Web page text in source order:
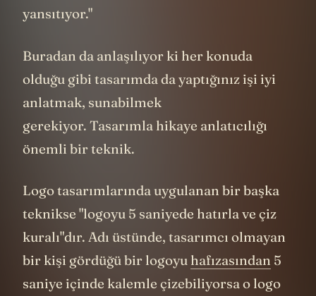
yansıtıyor."
Buradan da anlaşılıyor ki her konuda
olduğu gibi tasarımda da yaptığınız işi iyi
anlatmak, sunabilmek
gerekiyor. Tasarımla hikaye anlatıcılığı
önemli bir teknik.
Logo tasarımlarında uygulanan bir başka
teknikse "logoyu 5 saniyede hatırla ve çiz
kuralı"dır. Adı üstünde, tasarımcı olmayan
bir kişi gördüğü bir logoyu hafızasından 5
saniye içinde kalemle çizebiliyorsa o logo